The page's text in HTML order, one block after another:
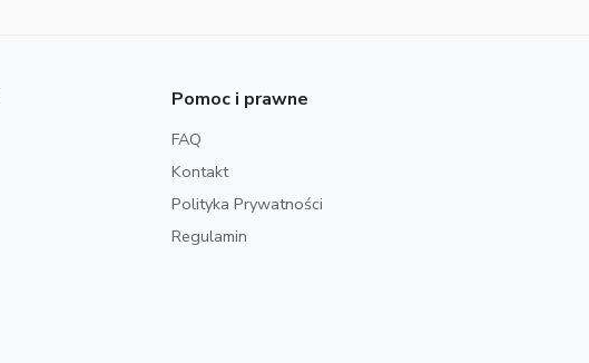
Pomoc i prawne
FAQ
Kontakt
Polityka Prywatności
Regulamin